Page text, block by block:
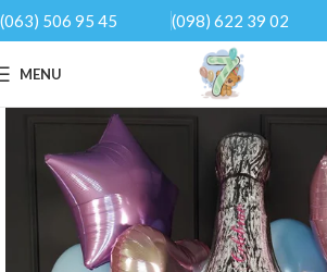
(063) 506 95 45 (098) 622 39 02
MENU